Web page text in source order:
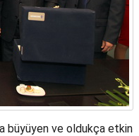
büyüyen ve oldukça etkin